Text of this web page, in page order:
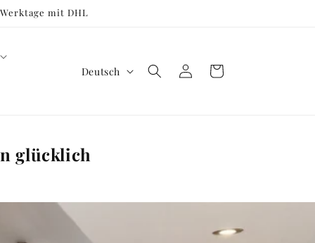
mit DHL
S
c
e
Deutsch EinloggenWarenkorb
glücklich